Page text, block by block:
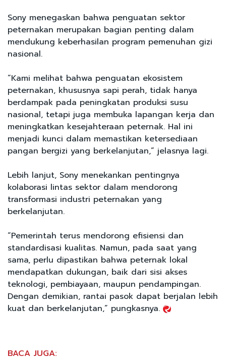
Sony menegaskan bahwa penguatan sektor
peternakan merupakan bagian penting dalam
mendukung keberhasilan program pemenuhan gizi
nasional.
“Kami melihat bahwa penguatan ekosistem
peternakan, khususnya sapi perah, tidak hanya
berdampak pada peningkatan produksi susu
nasional, tetapi juga membuka lapangan kerja dan
meningkatkan kesejahteraan peternak. Hal ini
menjadi kunci dalam memastikan ketersediaan
pangan bergizi yang berkelanjutan,” jelasnya lagi.
Lebih lanjut, Sony menekankan pentingnya
kolaborasi lintas sektor dalam mendorong
transformasi industri peternakan yang
berkelanjutan.
“Pemerintah terus mendorong efisiensi dan
standardisasi kualitas. Namun, pada saat yang
sama, perlu dipastikan bahwa peternak lokal
mendapatkan dukungan, baik dari sisi akses
teknologi, pembiayaan, maupun pendampingan.
Dengan demikian, rantai pasok dapat berjalan lebih
kuat dan berkelanjutan,” pungkasnya.
BACA JUGA: